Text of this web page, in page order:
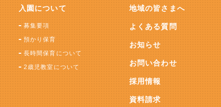
入園について
募集要項
預かり保育
長時間保育について
2歳児教室について
地域の皆さまへ
よくある質問
お知らせ
お問い合わせ
採用情報
資料請求